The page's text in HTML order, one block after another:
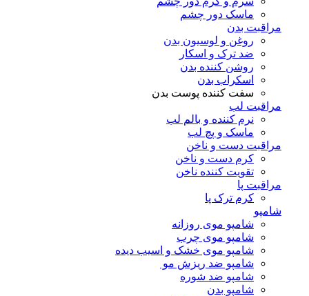
ماسک دور چشم
مراقبت بدن
روغن و لوسیون بدن
ضد ترک و اسکار
روشن کننده بدن
اسکراب بدن
سفت کننده پوست بدن
مراقبت لب
نرم کننده و بالم لب
ماسک و پچ لب
مراقبت دست و ناخن
کرم دست و ناخن
تقویت کننده ناخن
مراقبت پا
کرم ترک پا
شامپو
شامپو موی روزانه
شامپو موی چرب
شامپو موی خشک و اسیب دیده
شامپو ضد ریزش مو
شامپو ضد شوره
شامپو بدن